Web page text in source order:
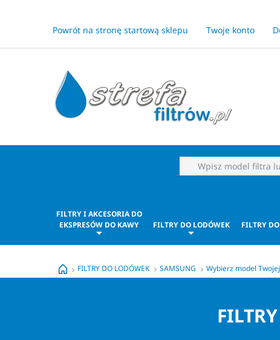
Powrót na stronę startową sklepu Twoje konto
FILTRY I AKCESORIA DO
EKSPRESÓW DO KAWY
FILTRY DO LODÓWEK FILTRY
FILTRY DO LODÓWEK SAMSUNG Wybierz model